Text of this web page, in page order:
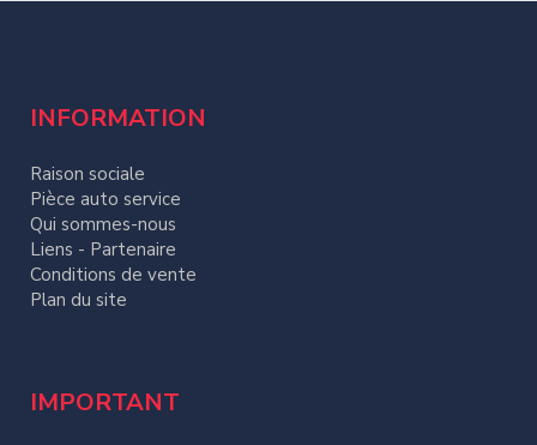
INFORMATION
Raison sociale
Pièce auto service
Qui sommes-nous
Liens - Partenaire
Conditions de vente
Plan du site
IMPORTANT